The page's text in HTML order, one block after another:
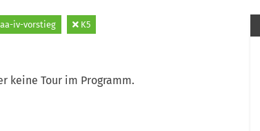
iv-vorstieg K5
keine Tour im Programm.